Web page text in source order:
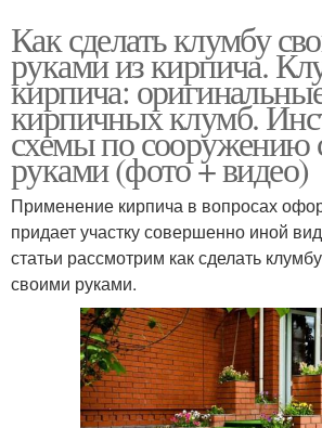
Как сделать клумбу
руками из кирпича.
кирпича:
кирпичных клумб.
схемы по сооружению
руками (фото + видео)
Применение кирпича в вопросах
придает участку совершенно иной
статьи рассмотрим как сделать
своими руками.